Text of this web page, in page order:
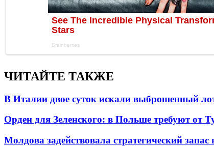
ЧИТАЙТЕ ТАКЖЕ
В Италии двое суток искали выброшенный
Орден для Зеленского: в Польше требуют от
Молдова задействовала стратегический